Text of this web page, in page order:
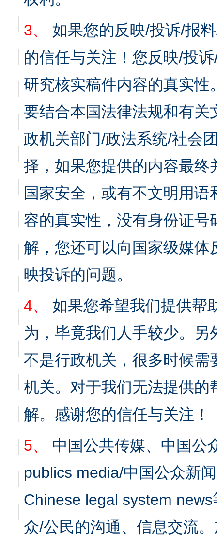
3、
如果您的反映/投诉/报
的信任与关注！您反映/投
研究核实稿件内容的真实
要结合本国法律法规和有关
政机关部门/政法系统/社会
择，如果您提供的内容最
国家安全，或有不文明用
容的真实性，没有身份证
解，您还可以向国家级媒
映投诉的问题。
4、
如果您希望我们提供帮
为，毕竟我们人手较少。
不是行政机关，很多时候
机关。对于我们无法提供
解。感谢您的信任与关注！
5、
中国公共传媒、中国公
publics media/中国公众新
Chinese legal system
众/公民的沟通、信息交流